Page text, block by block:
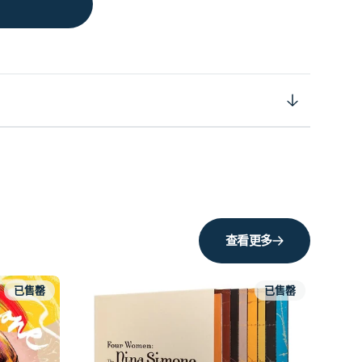
查看更多
已售罄 已售罄